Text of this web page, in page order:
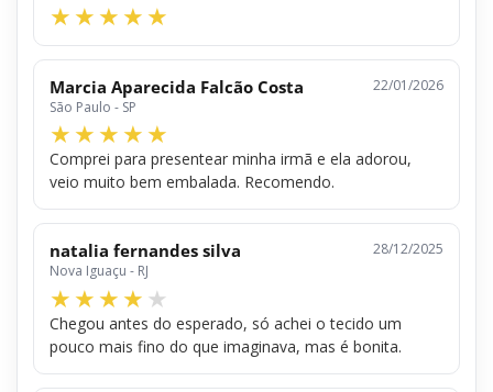
Marcia Aparecida Falcão Costa
São Paulo - SP
22/01/2026
Comprei para presentear minha irmã e ela adorou,
veio muito bem embalada. Recomendo.
natalia fernandes silva
Nova Iguaçu - RJ
28/12/2025
Chegou antes do esperado, só achei o tecido um
pouco mais fino do que imaginava, mas é bonita.